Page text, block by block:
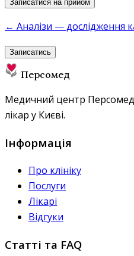
Записатися на прийом
← Аналізи — дослідження
Записатись
Персомед
Медичний центр
лікар у Києві.
Інформація
Про клініку
Послуги
Лікарі
Відгуки
Статті та FAQ